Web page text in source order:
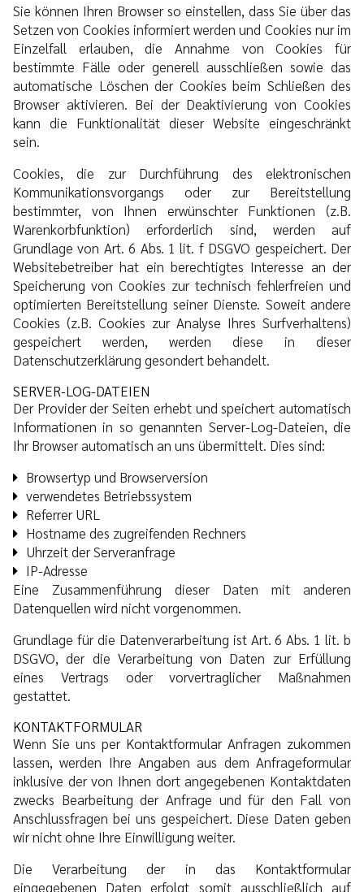
Sie können Ihren Browser so einstellen, dass Sie über das
Setzen von Cookies informiert werden und Cookies nur im
Einzelfall erlauben, die Annahme von Cookies für
bestimmte Fälle oder generell ausschließen sowie das
automatische Löschen der Cookies beim Schließen des
Browser aktivieren. Bei der Deaktivierung von Cookies
kann die Funktionalität dieser Website eingeschränkt
sein.
Cookies, die zur Durchführung des elektronischen
Kommunikationsvorgangs oder zur Bereitstellung
bestimmter, von Ihnen erwünschter Funktionen (z.B.
Warenkorbfunktion) erforderlich sind, werden auf
Grundlage von Art. 6 Abs. 1 lit. f DSGVO gespeichert. Der
Websitebetreiber hat ein berechtigtes Interesse an der
Speicherung von Cookies zur technisch fehlerfreien und
optimierten Bereitstellung seiner Dienste. Soweit andere
Cookies (z.B. Cookies zur Analyse Ihres Surfverhaltens)
gespeichert werden, werden diese in dieser
Datenschutzerklärung gesondert behandelt.
SERVER-LOG-DATEIEN
Der Provider der Seiten erhebt und speichert automatisch
Informationen in so genannten Server-Log-Dateien, die
Ihr Browser automatisch an uns übermittelt. Dies sind:
Browsertyp und Browserversion
verwendetes Betriebssystem
Referrer URL
Hostname des zugreifenden Rechners
Uhrzeit der Serveranfrage
IP-Adresse
Eine Zusammenführung dieser Daten mit anderen
Datenquellen wird nicht vorgenommen.
Grundlage für die Datenverarbeitung ist Art. 6 Abs. 1 lit. b
DSGVO, der die Verarbeitung von Daten zur Erfüllung
eines Vertrags oder vorvertraglicher Maßnahmen
gestattet.
KONTAKTFORMULAR
Wenn Sie uns per Kontaktformular Anfragen zukommen
lassen, werden Ihre Angaben aus dem Anfrageformular
inklusive der von Ihnen dort angegebenen Kontaktdaten
zwecks Bearbeitung der Anfrage und für den Fall von
Anschlussfragen bei uns gespeichert. Diese Daten geben
wir nicht ohne Ihre Einwilligung weiter.
Die Verarbeitung der in das Kontaktformular
eingegebenen Daten erfolgt somit ausschließlich auf